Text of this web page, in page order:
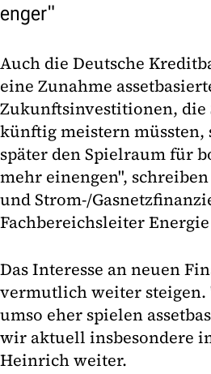
enger"
Auch die Deutsche
eine Zunahme
Zukunftsinvestitionen,
künftig meistern
später den Spielraum für
mehr einengen",
und Strom-/
Fachbereichsleiter
Das Interesse an neuen
vermutlich weiter steigen.
umso eher spielen
wir aktuell insbesondere
Heinrich weiter.